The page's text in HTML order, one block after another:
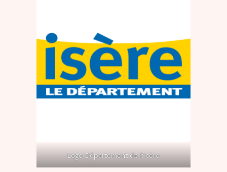
Logo Département de l’Isère